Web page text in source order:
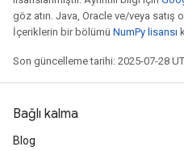
göz atın. Java, Oracle ve/veya satış
İçeriklerin bir bölümü NumPy lisansı
Son güncelleme tarihi: 2025-07-28
Bağlı kalma
Blog